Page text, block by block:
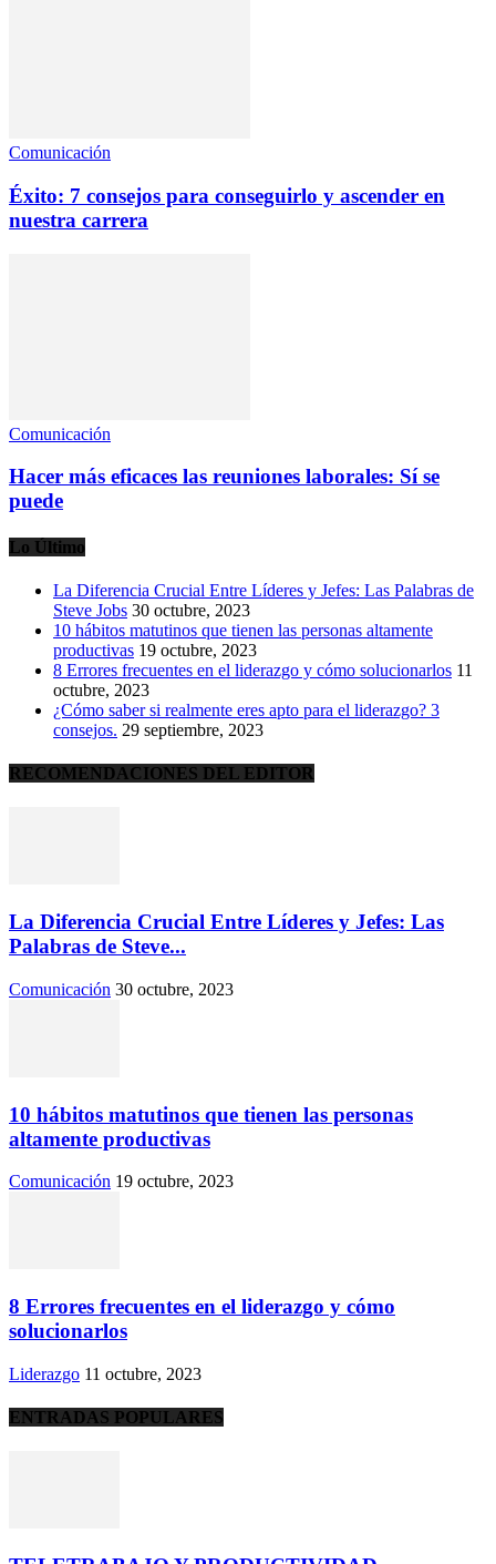
Comunicación
Éxito: 7 consejos para conseguirlo y ascender en
nuestra carrera
Comunicación
Hacer más eficaces las reuniones laborales: Sí se
puede
Lo Último
La Diferencia Crucial Entre Líderes y Jefes: Las Palabras de
Steve Jobs 30 octubre, 2023
10 hábitos matutinos que tienen las personas altamente
productivas 19 octubre, 2023
8 Errores frecuentes en el liderazgo y cómo solucionarlos 11
octubre, 2023
¿Cómo saber si realmente eres apto para el liderazgo? 3
consejos. 29 septiembre, 2023
RECOMENDACIONES DEL EDITOR
La Diferencia Crucial Entre Líderes y Jefes: Las
Palabras de Steve...
Comunicación 30 octubre, 2023
10 hábitos matutinos que tienen las personas
altamente productivas
Comunicación 19 octubre, 2023
8 Errores frecuentes en el liderazgo y cómo
solucionarlos
Liderazgo 11 octubre, 2023
ENTRADAS POPULARES